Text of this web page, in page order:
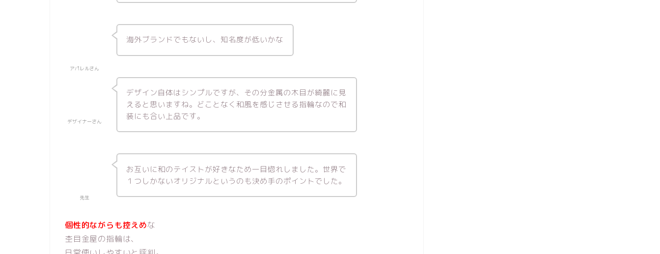
アパレルさん
海外ブランドでもないし、知名度が低いかな
デザイナーさん
デザイン自体はシンプルですが、その分金属の木目が綺麗に見
えると思いますね。どことなく和風を感じさせる指輪なので和
装にも合い上品です。
先生
お互いに和のテイストが好きなため一目惚れしました。世界で
１つしかないオリジナルというのも決め手のポイントでした。
個性的ながらも控えめな
杢目金屋の指輪は、